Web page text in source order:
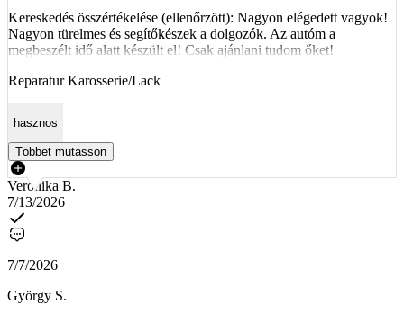
Kereskedés összértékelése (ellenőrzött): Nagyon elégedett vagyok!
Nagyon türelmes és segítőkészek a dolgozók. Az autóm a
megbeszélt idő alatt készült el! Csak ajánlani tudom őket!
Reparatur Karosserie/Lack
hasznos
Többet mutasson
Veronika B.
7/13/2026
7/7/2026
György S.